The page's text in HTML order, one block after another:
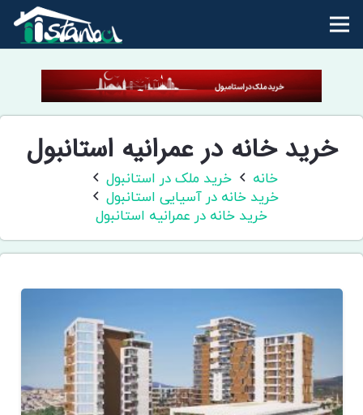
خرید خانه در عمرانیه استانبول
خانه
خرید ملک در استانبول
خرید خانه در آسیایی استانبول
خرید خانه در عمرانیه استانبول